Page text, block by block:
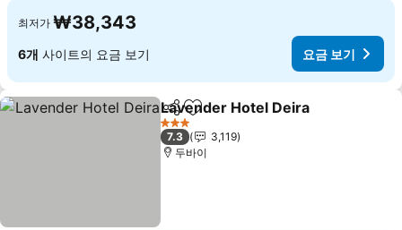
최저가 ₩38,343
6개 사이트의 요금 보기 요금 보기
공유 즐겨찾기에 추가
Lavender Hotel Deira
3 성급
7.3
3,119
두바이